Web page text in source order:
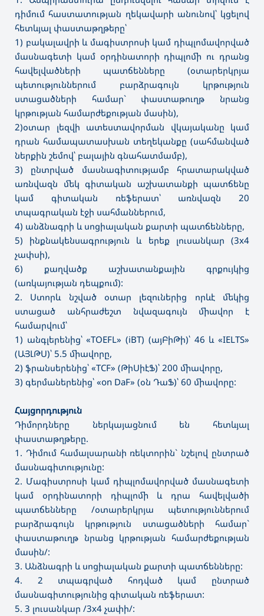
դիմում հաստատության ղեկավարի անունով՝ կցելով
հետևյալ փաստաթղթերը՝
1) բակալավրի և մագիստրոսի կամ դիպլոմավորված
մասնագետի կամ օրդինատորի դիպլոմի ու դրանց
հավելվածների պատճենները (օտարերկրյա
պետություններում բարձրագույն կրթություն
ստացածների համար` փաստաթուղթ նրանց
կրթության համարժեքության մասին),
2)օտար լեզվի ատեստավորման վկայականը կամ
դրան համապատասխան տեղեկանքը (սահմանված
ներքին շեմով՝ բալային գնահատմամբ),
3) ընտրված մասնագիտությամբ հրատարակված
առնվազն մեկ գիտական աշխատանքի պատճենը
կամ գիտական ռեֆերատ՝ առնվազն 20
տպագրական էջի սահմաններում,
4) անձնագրի և սոցիալական քարտի պատճենները,
5) ինքնակենսագրություն և երեք լուսանկար (3x4
չափսի),
6) քաղվածք աշխատանքային գրքույկից
(առկայության դեպքում):
2. Ստորև նշված օտար լեզուներից որևէ մեկից
ստացած անհրաժեշտ նվազագույն միավոր է
համարվում՝
1) անգլերենից՝ «TOEFL» (iBT) (այԲիԹի)՝ 46 և «IELTS»
(ԱՅԼԹՍ)՝ 5.5 միավորը,
2) ֆրանսերենից՝ «TCF» (ԹիՍիէՖ)՝ 200 միավորը,
3) գերմաներենից՝ «on DaF» (օն ԴաՖ)՝ 60 միավորը:
Հայցորդություն
Դիմորդները ներկայացնում են հետևյալ
փաստաթղթերը.
1. Դիմում համալսարանի ռեկտորին` նշելով ընտրած
մասնագիտությունը:
2. Մագիստրոսի կամ դիպլոմավորված մասնագետի
կամ օրդինատորի դիպլոմի և դրա հավելվածի
պատճենները /օտարերկրյա պետություններում
բարձրագույն կրթություն ստացածների համար`
փաստաթուղթ նրանց կրթության համարժեքության
մասին/:
3. Անձնագրի և սոցիալական քարտի պատճենները:
4. 2 տպագրված հոդված կամ ընտրած
մասնագիտությունից գիտական ռեֆերատ:
5. 3 լուսանկար /3x4 չափի/: